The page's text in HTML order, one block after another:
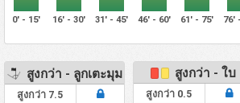
0' - 15' 16' - 30' 31' - 45' 46' - 60' 61' - 75' 76'
สูงกว่า - ลูกเตะมุม
สูงกว่า 7.5
สูงกว่า - ใบ
สูงกว่า 0.5